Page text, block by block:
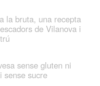
la bruta, una recepta
de Vilanova i
sense gluten ni
sense sucre